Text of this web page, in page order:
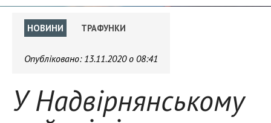
НОВИНИ ТРАФУНКИ
Опубліковано: 13.11.2020 о 08:41
У Надвірнянському